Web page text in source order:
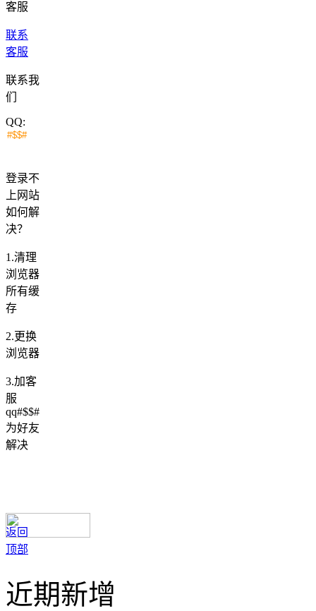
客服
联系
客服
联系我
们
QQ:
登录不
上网站
如何解
决？
1.清理
浏览器
所有缓
存
2.更换
浏览器
3.加客
服
qq#$$#
为好友
解决
返回
顶部
近期新增